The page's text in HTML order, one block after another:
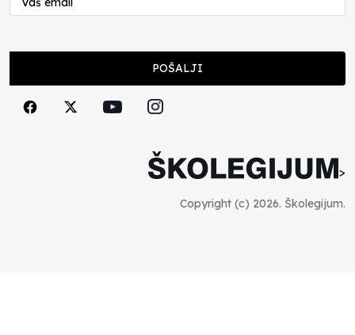
29.10.2024
Cuke i djeca
POŠALJI
>
Copyright (c) 2026. Školegijum.